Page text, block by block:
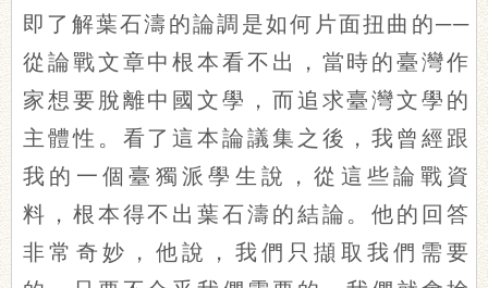
即了解葉石濤的論調是如何片面扭曲的──
從論戰文章中根本看不出，當時的臺灣作
家想要脫離中國文學，而追求臺灣文學的
主體性。看了這本論議集之後，我曾經跟
我的一個臺獨派學生說，從這些論戰資
料，根本得不出葉石濤的結論。他的回答
非常奇妙，他說，我們只擷取我們需要